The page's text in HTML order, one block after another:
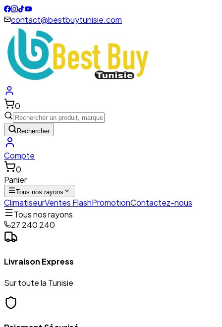
contact@bestbuytunisie.com
0
Rechercher
Compte
0
Panier
Tous nos rayons
ClimatiseurVentes FlashPromotionContactez-nous
Tous nos rayons
27 240 240
Livraison Express
Sur toute la Tunisie